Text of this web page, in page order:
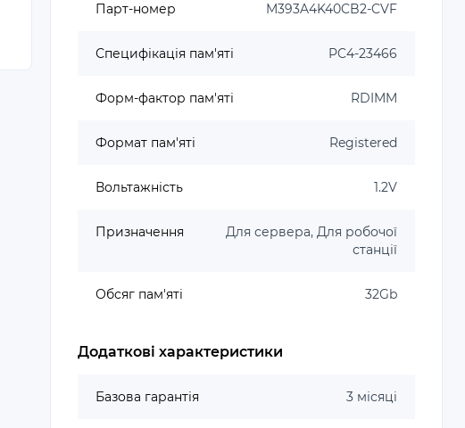
Парт-номер M393A4K40CB2-CVF
Специфікація пам'яті PC4-23466
Форм-фактор пам'яті RDIMM
Формат пам'яті Registered
Вольтажність 1.2V
Призначення
Для сервера, Для робочої
станції
Обсяг пам'яті 32Gb
Додаткові характеристики
Базова гарантія 3 місяці